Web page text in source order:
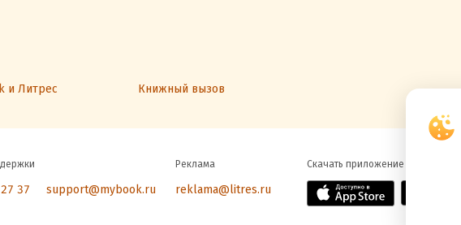
и Литрес Книжный вызов
37 support@mybook.ru
Реклама
reklama@litres.ru
Скачать приложение